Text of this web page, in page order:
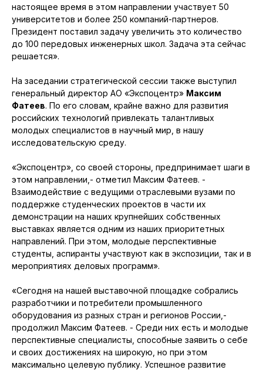
настоящее время в этом направлении участвует 50
университетов и более 250 компаний-партнеров.
Президент поставил задачу увеличить это количество
до 100 передовых инженерных школ. Задача эта сейчас
решается».
На заседании стратегической сессии также выступил
генеральный директор АО «Экспоцентр» Максим
Фатеев. По его словам, крайне важно для развития
российских технологий привлекать талантливых
молодых специалистов в научный мир, в нашу
исследовательскую среду.
«Экспоцентр», со своей стороны, предпринимает шаги в
этом направлении,- отметил Максим Фатеев. -
Взаимодействие с ведущими отраслевыми вузами по
поддержке студенческих проектов в части их
демонстрации на наших крупнейших собственных
выставках является одним из наших приоритетных
направлений. При этом, молодые перспективные
студенты, аспиранты участвуют как в экспозиции, так и в
мероприятиях деловых программ».
«Сегодня на нашей выставочной площадке собрались
разработчики и потребители промышленного
оборудования из разных стран и регионов России,-
продолжил Максим Фатеев. - Среди них есть и молодые
перспективные специалисты, способные заявить о себе
и своих достижениях на широкую, но при этом
максимально целевую публику. Успешное развитие